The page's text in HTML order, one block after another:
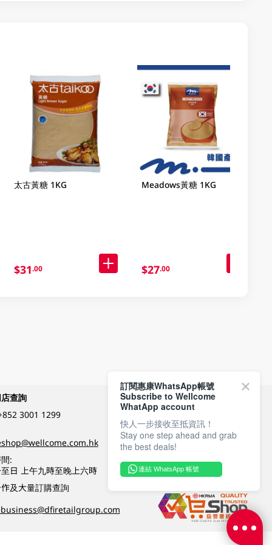
太古黃糖 1KG
$31.00
Meadows黃糖 1KG
$27.00
查詢
3001 1299
:
日 上午九時至晚上六時
及大量訂購查詢
付款方式
關注我們
訂閱惠康WhatsApp帳號
Subscribe to Wellcome
WhatApp account
快人一步接收至抵資訊！
Stay one step ahead and grab
the best deals!
連結 WhatsApp 帳號